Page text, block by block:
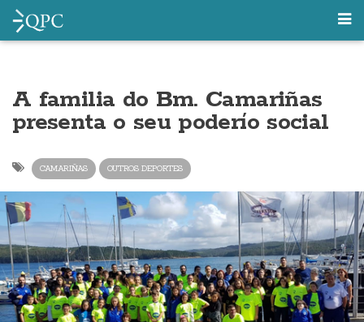
A familia do Bm. Camariñas
presenta o seu poderío social
CAMARIÑAS OUTROS DEPORTES